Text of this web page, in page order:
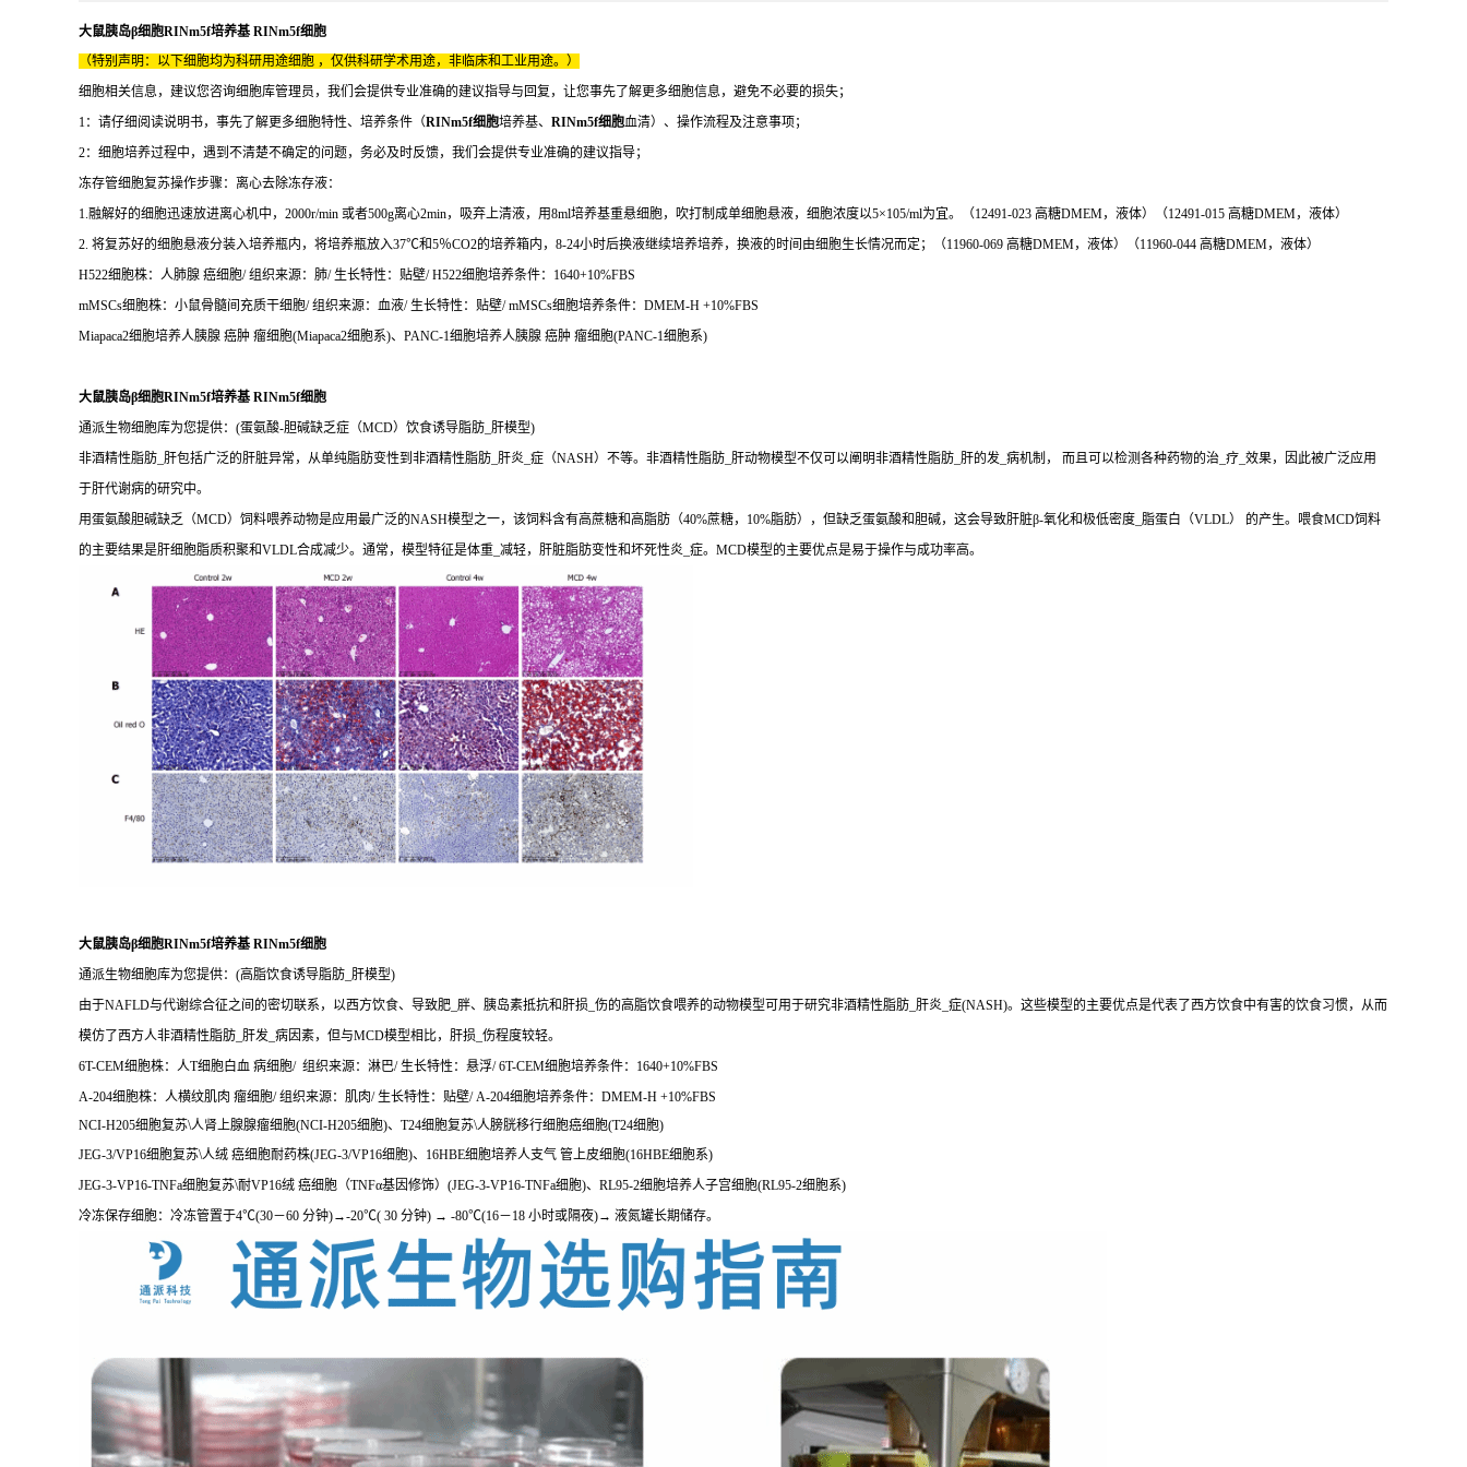
大鼠胰岛β细胞RINm5f培养基 RINm5f细胞
（特别声明：以下细胞均为科研用途细胞 ，仅供科研学术用途，非临床和工业用途。）
细胞相关信息，建议您咨询细胞库管理员，我们会提供专业准确的建议指导与回复，让您事先了解更多细胞信息，避免不必要的损失；
1：请仔细阅读说明书，事先了解更多细胞特性、培养条件（RINm5f细胞培养基、 RINm5f细胞血清）、操作流程及注意事项；
2：细胞培养过程中，遇到不清楚不确定的问题，务必及时反馈，我们会提供专业准确的建议指导；
冻存管细胞复苏操作步骤：离心去除冻存液：
1.融解好的细胞迅速放进离心机中，2000r/min 或者500g离心2min，吸弃上清液，用8ml培养基重悬细胞，吹打制成单细胞悬液，细胞浓度以5×105/ml为宜。（12491-023 高糖DMEM，液体）（12491-015 高糖DMEM，液体）
2. 将复苏好的细胞悬液分装入培养瓶内，将培养瓶放入37℃和5％CO2的培养箱内，8-24小时后换液继续培养培养，换液的时间由细胞生长情况而定；（11960-069 高糖DMEM，液体）（11960-044 高糖DMEM，液体）
H522细胞株：人肺腺 癌细胞/ 组织来源：肺/ 生长特性：贴壁/ H522细胞培养条件：1640+10%FBS
mMSCs细胞株：小鼠骨髓间充质干细胞/ 组织来源：血液/ 生长特性：贴壁/ mMSCs细胞培养条件：DMEM-H +10%FBS
Miapaca2细胞培养人胰腺 癌肿 瘤细胞(Miapaca2细胞系)、PANC-1细胞培养人胰腺 癌肿 瘤细胞(PANC-1细胞系)
大鼠胰岛β细胞RINm5f培养基 RINm5f细胞
通派生物细胞库为您提供：(蛋氨酸-胆碱缺乏症（MCD）饮食诱导脂肪_肝模型)
非酒精性脂肪_肝包括广泛的肝脏异常，从单纯脂肪变性到非酒精性脂肪_肝炎_症（NASH）不等。非酒精性脂肪_肝动物模型不仅可以阐明非酒精性脂肪_肝的发_病机制， 而且可以检测各种药物的治_疗_效果，因此被广泛应用
于肝代谢病的研究中。
用蛋氨酸胆碱缺乏（MCD）饲料喂养动物是应用最广泛的NASH模型之一，该饲料含有高蔗糖和高脂肪（40%蔗糖，10%脂肪），但缺乏蛋氨酸和胆碱，这会导致肝脏β-氧化和极低密度_脂蛋白（VLDL） 的产生。喂食MCD饲料
的主要结果是肝细胞脂质积聚和VLDL合成减少。通常，模型特征是体重_减轻，肝脏脂肪变性和坏死性炎_症。MCD模型的主要优点是易于操作与成功率高。
大鼠胰岛β细胞RINm5f培养基 RINm5f细胞
通派生物细胞库为您提供：(高脂饮食诱导脂肪_肝模型)
由于NAFLD与代谢综合征之间的密切联系，以西方饮食、导致肥_胖、胰岛素抵抗和肝损_伤的高脂饮食喂养的动物模型可用于研究非酒精性脂肪_肝炎_症(NASH)。这些模型的主要优点是代表了西方饮食中有害的饮食习惯，从而
模仿了西方人非酒精性脂肪_肝发_病因素，但与MCD模型相比，肝损_伤程度较轻。
6T-CEM细胞株：人T细胞白血 病细胞/ 组织来源：淋巴/ 生长特性：悬浮/ 6T-CEM细胞培养条件：1640+10%FBS
A-204细胞株：人横纹肌肉 瘤细胞/ 组织来源：肌肉/ 生长特性：贴壁/ A-204细胞培养条件：DMEM-H +10%FBS
NCI-H205细胞复苏\人肾上腺腺瘤细胞(NCI-H205细胞)、T24细胞复苏\人膀胱移行细胞癌细胞(T24细胞)
JEG-3/VP16细胞复苏\人绒 癌细胞耐药株(JEG-3/VP16细胞)、16HBE细胞培养人支气 管上皮细胞(16HBE细胞系)
JEG-3-VP16-TNFa细胞复苏\耐VP16绒 癌细胞（TNFα基因修饰）(JEG-3-VP16-TNFa细胞)、RL95-2细胞培养人子宫细胞(RL95-2细胞系)
冷冻保存细胞：冷冻管置于4℃(30－60 分钟)→-20℃( 30 分钟) → -80℃(16－18 小时或隔夜)→ 液氮罐长期储存。